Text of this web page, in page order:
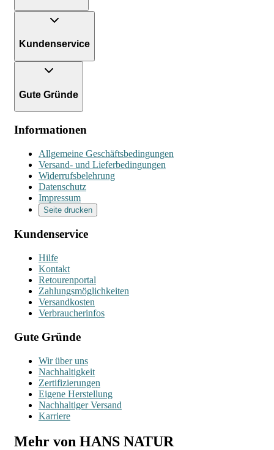
Kundenservice
Gute Gründe
Informationen
Allgemeine Geschäftsbedingungen
Versand- und Lieferbedingungen
Widerrufsbelehrung
Datenschutz
Impressum
Seite drucken
Kundenservice
Hilfe
Kontakt
Retourenportal
Zahlungsmöglichkeiten
Versandkosten
Verbraucherinfos
Gute Gründe
Wir über uns
Nachhaltigkeit
Zertifizierungen
Eigene Herstellung
Nachhaltiger Versand
Karriere
Mehr von HANS NATUR